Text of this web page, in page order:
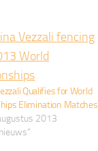
Qualifies for World
Elimination Matches
2013